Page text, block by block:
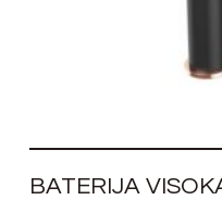
BATERIJA